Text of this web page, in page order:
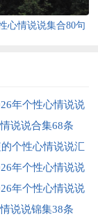
心情说说集合80句
年个性心情说说
说说合集68条
个性心情说说汇
年个性心情说说
年个性心情说说
说说锦集38条